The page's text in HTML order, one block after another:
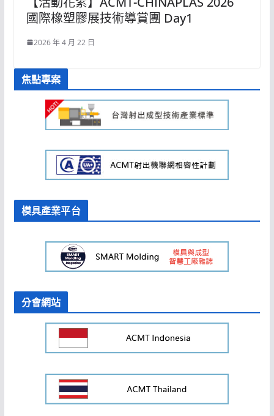
國際橡塑膠展技術導賞團 Day1
2026 年 4 月 22 日
焦點專案
模具產業平台
分會網站